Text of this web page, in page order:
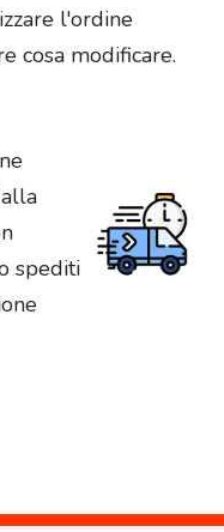
l'ordine
cosa modificare.
spediti